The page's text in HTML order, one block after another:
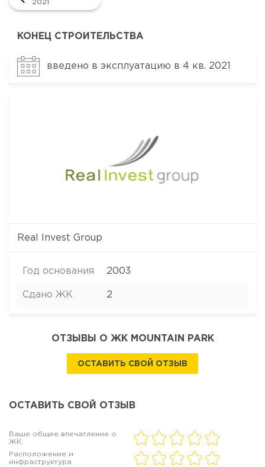
2021
КОНЕЦ СТРОИТЕЛЬСТВА
введено в эксплуатацию в 4 кв. 2021
Real Invest Group
Год основания 2003
Сдано ЖК 2
ОТЗЫВЫ О ЖК MOUNTAIN PARK
ОСТАВИТЬ СВОЙ ОТЗЫВ
ОСТАВИТЬ СВОЙ ОТЗЫВ
Ваше общее впечатление о
ЖК
Расположение и
инфраструктура